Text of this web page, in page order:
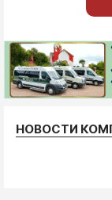
НОВОСТИ